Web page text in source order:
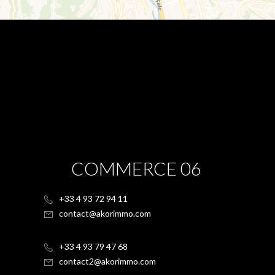
COMMERCE 06
+33 4 93 72 94 11
contact@akorimmo.com
+33 4 93 79 47 68
contact2@akorimmo.com